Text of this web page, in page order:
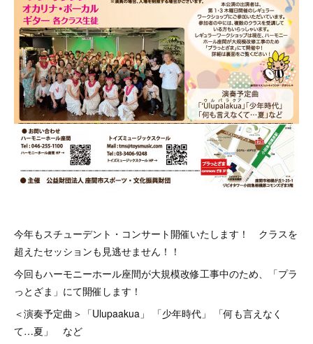
今年もスチューデント・コンサート開催いたします！ クラスを
超えたセッションも見逃せません！！
今回もハーモニーホール座間が大規模改修工事中のため、「プラ
っとざま」にて開催します！
＜演奏予定曲＞「Ulupaakua」 「少年時代」 「何も言えなく
て…夏」 など